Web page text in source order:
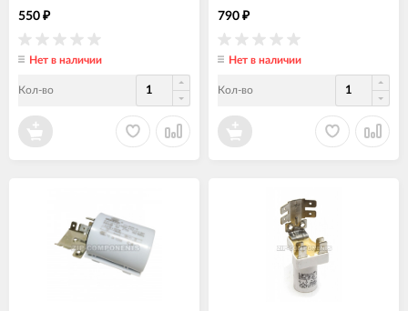
550 ₽
Нет в наличии
Кол-во
790 ₽
Нет в наличии
Кол-во